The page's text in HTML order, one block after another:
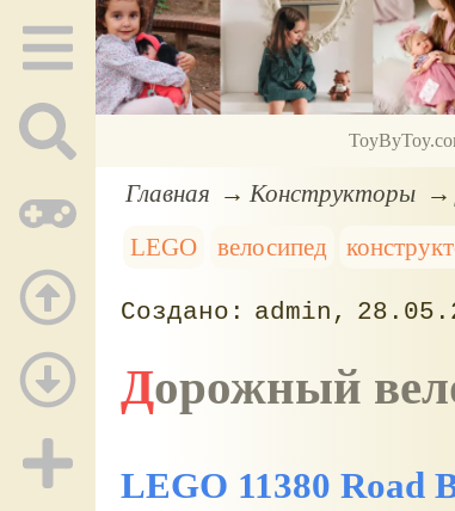
Главная Конструкторы
LEGO
велосипед
admin
Дорожный
LEGO 11380 Road